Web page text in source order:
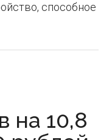
способное
на 10,8